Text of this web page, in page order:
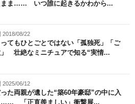
まま…… いつ誰に起きるかわから...
2018/08/22
てもひとごとではない「孤独死」「ご
壮絶なミニチュアで知る“実情...
2025/06/12
た両親が遺した“築60年豪邸”の中に入
…… 「正直羨ましい」衝撃展...